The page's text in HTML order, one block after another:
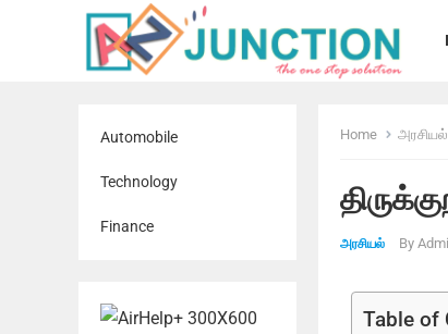
Automobile
Technology
Finance
Home அரசியல்
அரசியல் By
Table of